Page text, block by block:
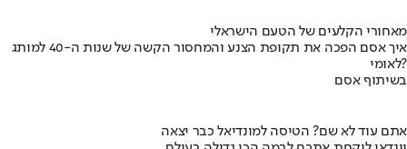
מאחורי הקלעים של הטעם הישראלי
איך אסם הפכה את תקופת הצנע והמחסור הקשה של שנות ה-40 למותג
לאומי?
בשיתוף אסם
אתם עוד לא שם? הטיסה למונדיאל כבר יצאה